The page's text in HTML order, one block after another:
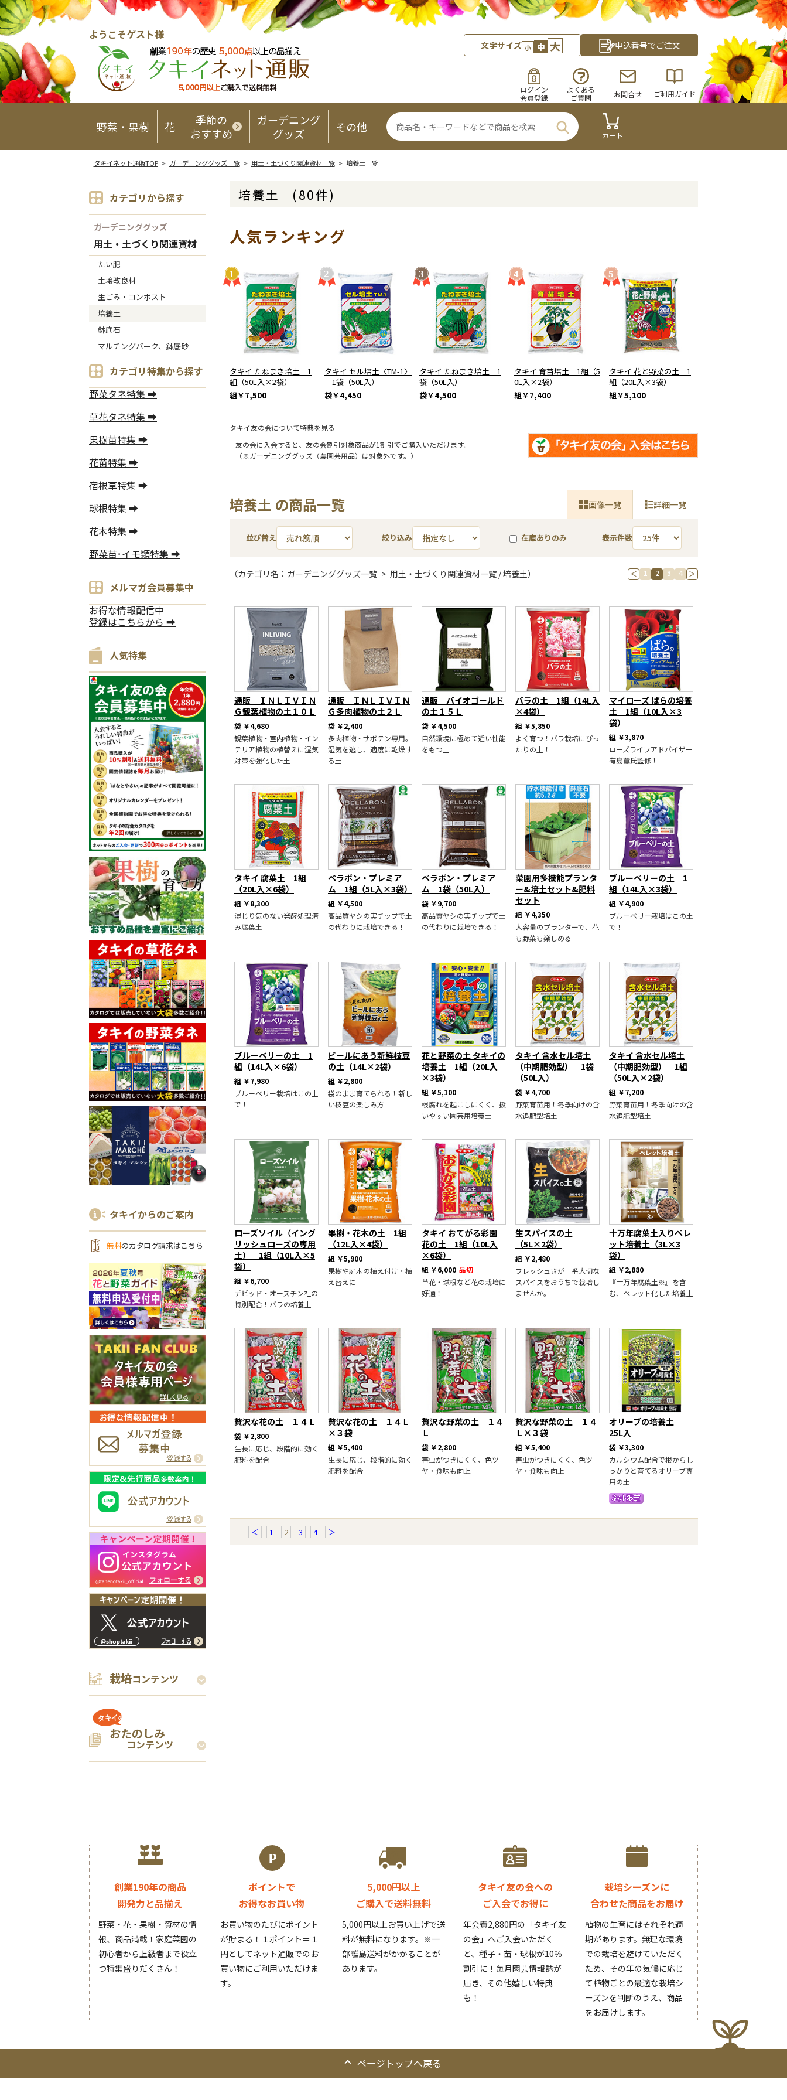
ようこそゲスト様
文字サイズ 小 中 大 申込番号でご注文
ログイン
会員登録
よくある
ご質問
お問合せ ご利用ガイド
野菜・果樹 花
季節の
おすすめ
ガーデニング
グッズ
その他
カート
タキイネット通販TOP> ガーデニンググッズ一覧> 用土・土づくり関連資材一覧> 培養土一覧
カテゴリから探す
ガーデニンググッズ
用土・土づくり関連資材
たい肥
土壌改良材
生ごみ・コンポスト
培養土
鉢底石
マルチングバーク、鉢底砂
カテゴリ特集から探す
野菜タネ特集 ➡
草花タネ特集 ➡
果樹苗特集 ➡
花苗特集 ➡
宿根草特集 ➡
球根特集 ➡
花木特集 ➡
野菜苗･イモ類特集 ➡
メルマガ会員募集中
お得な情報配信中
登録はこちらから ➡
人気特集
タキイからのご案内
無料のカタログ請求はこちら
栽培コンテンツ
おたのしみ
コンテンツ
培養土 (80件)
人気ランキング
タキイ たねまき培土 1
組（50L入×2袋）
組￥7,500
タキイ セル培土〈TM-1〉
1袋（50L入）
袋￥4,450
タキイ たねまき培土 1
袋（50L入）
袋￥4,500
タキイ 育苗培土 1組（5
0L入×2袋）
組￥7,400
タキイ 花と野菜の土 1
組（20L入×3袋）
組￥5,100
タキイ友の会について特典を見る
友の会に入会すると、友の会割引対象商品が1割引でご購入いただけます。
（※ガーデニンググッズ（農園芸用品）は対象外です。）
培養土 の商品一覧 画像一覧 詳細一覧
並び替え 絞り込み 在庫ありのみ 表示件数
（カテゴリ名：ガーデニンググッズ一覧 > 用土・土づくり関連資材一覧 / 培養土） ＜ 1 2 3 4 ＞
通販 ＩＮＬＩＶＩＮ
Ｇ観葉植物の土１０Ｌ
袋 ￥4,680
観葉植物・室内植物・イン
テリア植物の植替えに湿気
対策を強化した土
通販 ＩＮＬＩＶＩＮ
Ｇ多肉植物の土２Ｌ
袋 ￥2,400
多肉植物・サボテン専用。
湿気を逃し、適度に乾燥す
る土
通販 バイオゴールド
の土１５Ｌ
袋 ￥4,500
自然環境に極めて近い性能
をもつ土
バラの土 1組（14L入
×4袋）
組 ￥5,850
よく育つ！バラ栽培にぴっ
たりの土！
マイローズ ばらの培養
土 1組（10L入×3
袋）
組 ￥3,870
ローズライフアドバイザー
有島薫氏監修！
タキイ 腐葉土 1組
（20L入×6袋）
組 ￥8,300
混じり気のない発酵処理済
み腐葉土
ベラボン・プレミア
ム 1組（5L入×3袋）
組 ￥4,500
高品質ヤシの実チップで土
の代わりに栽培できる！
ベラボン・プレミア
ム 1袋（50L入）
袋 ￥9,700
高品質ヤシの実チップで土
の代わりに栽培できる！
菜園用多機能プランタ
ー&培土セット&肥料
セット
組 ￥4,350
大容量のプランターで、花
も野菜も楽しめる
ブルーベリーの土 1
組（14L入×3袋）
組 ￥4,900
ブルーベリー栽培はこの土
で！
ブルーベリーの土 1
組（14L入×6袋）
組 ￥7,980
ブルーベリー栽培はこの土
で！
ビールにあう新鮮枝豆
の土（14L×2袋）
組 ￥2,800
袋のまま育てられる！新し
い枝豆の楽しみ方
花と野菜の土 タキイの
培養土 1組（20L入
×3袋）
組 ￥5,100
根腐れを起こしにくく、扱
いやすい園芸用培養土
タキイ 含水セル培土
（中期肥効型） 1袋
（50L入）
袋 ￥4,700
野菜育苗用！冬季向けの含
水追肥型培土
タキイ 含水セル培土
（中期肥効型） 1組
（50L入×2袋）
組 ￥7,200
野菜育苗用！冬季向けの含
水追肥型培土
ローズソイル（イング
リッシュローズの専用
土） 1組（10L入×5
袋）
組 ￥6,700
デビッド・オースチン社の
特別配合！バラの培養土
果樹・花木の土 1組
（12L入×4袋）
組 ￥5,900
果樹や庭木の植え付け・植
え替えに
タキイ おてがる彩園
花の土 1組（10L入
×6袋）
組 ￥6,000 品切
草花・球根など花の栽培に
好適！
生スパイスの土
（5L×2袋）
組 ￥2,480
フレッシュさが一番大切な
スパイスをおうちで栽培し
ませんか。
十万年腐葉土入りペレ
ット培養土（3L×3
袋）
組 ￥2,880
『十万年腐葉土※』を含
む、ペレット化した培養土
贅沢な花の土 １４Ｌ
袋 ￥2,800
生長に応じ、段階的に効く
肥料を配合
贅沢な花の土 １４Ｌ
×３袋
組 ￥5,400
生長に応じ、段階的に効く
肥料を配合
贅沢な野菜の土 １４
Ｌ
袋 ￥2,800
害虫がつきにくく、色ツ
ヤ・食味も向上
贅沢な野菜の土 １４
Ｌ×３袋
組 ￥5,400
害虫がつきにくく、色ツ
ヤ・食味も向上
オリーブの培養土
25L入
袋 ￥3,300
カルシウム配合で根からし
っかりと育てるオリーブ専
用の土
＜ 1 2 3 4 ＞
創業190年の商品
開発力と品揃え
野菜・花・果樹・資材の情
報、商品満載！家庭菜園の
初心者から上級者まで役立
つ特集盛りだくさん！
ポイントで
お得なお買い物
お買い物のたびにポイント
が貯まる！１ポイント＝１
円としてネット通販でのお
買い物にご利用いただけま
す。
5,000円以上
ご購入で送料無料
5,000円以上お買い上げで送
料が無料になります。 ※一
部離島送料がかかることが
あります。
タキイ友の会への
ご入会でお得に
年会費2,880円の「タキイ友
の会」へご入会いただく
と、種子・苗・球根が10％
割引に！毎月園芸情報誌が
届き、その他嬉しい特典
も！
栽培シーズンに
合わせた商品をお届け
植物の生育にはそれぞれ適
期があります。無理な環境
での栽培を避けていただく
ため、その年の気候に応じ
て植物ごとの最適な栽培シ
ーズンを判断のうえ、商品
をお届けします。
ページトップへ戻る